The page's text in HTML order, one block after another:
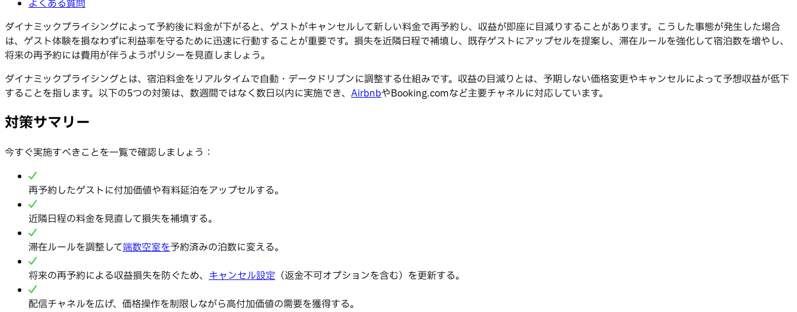
よくある質問
ダイナミックプライシングによって予約後に料金が下がると、ゲストがキャンセルして新しい料金で再予約し、収益が即座に目減りすることがあります。こうした事態が発生した場合
は、ゲスト体験を損なわずに利益率を守るために迅速に行動することが重要です。損失を近隣日程で補填し、既存ゲストにアップセルを提案し、滞在ルールを強化して宿泊数を増やし、
将来の再予約には費用が伴うようポリシーを見直しましょう。
ダイナミックプライシングとは、宿泊料金をリアルタイムで自動・データドリブンに調整する仕組みです。収益の目減りとは、予期しない価格変更やキャンセルによって予想収益が低下
することを指します。以下の5つの対策は、数週間ではなく数日以内に実施でき、 AirbnbやBooking.comなど主要チャネルに対応しています。
対策サマリー
今すぐ実施すべきことを一覧で確認しましょう：
再予約したゲストに付加価値や有料延泊をアップセルする。
近隣日程の料金を見直して損失を補填する。
滞在ルールを調整して端数空室を予約済みの泊数に変える。
将来の再予約による収益損失を防ぐため、 キャンセル設定 （返金不可オプションを含む）を更新する。
配信チャネルを広げ、価格操作を制限しながら高付加価値の需要を獲得する。